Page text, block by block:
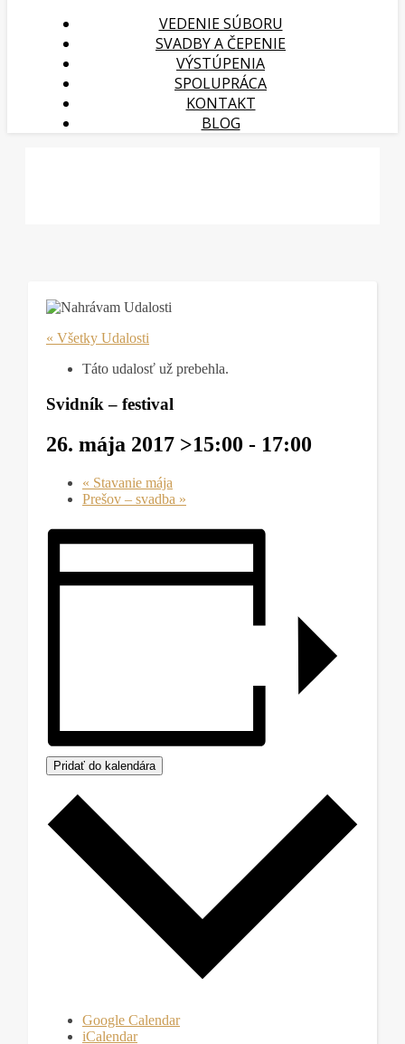
VEDENIE SÚBORU
SVADBY A ČEPENIE
VÝSTÚPENIA
SPOLUPRÁCA
KONTAKT
BLOG
« Všetky Udalosti
Táto udalosť už prebehla.
Svidník – festival
26. mája 2017 >15:00 - 17:00
« Stavanie mája
Prešov – svadba »
Pridať do kalendára
Google Calendar
iCalendar